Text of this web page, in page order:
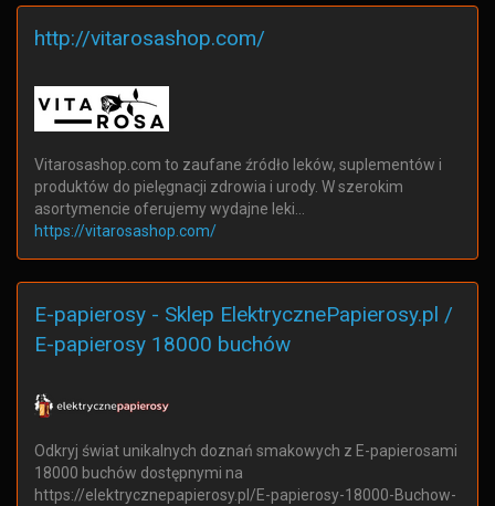
http://vitarosashop.com/
Vitarosashop.com to zaufane źródło leków, suplementów i
produktów do pielęgnacji zdrowia i urody. W szerokim
asortymencie oferujemy wydajne leki…
https://vitarosashop.com/
E-papierosy - Sklep ElektrycznePapierosy.pl /
E-papierosy 18000 buchów
Odkryj świat unikalnych doznań smakowych z E-papierosami
18000 buchów dostępnymi na
https://elektrycznepapierosy.pl/E-papierosy-18000-Buchow-